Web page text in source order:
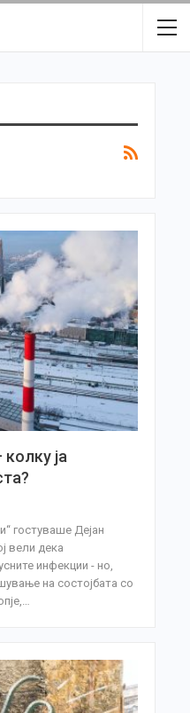
ја
гостуваше Дејан
вели дека
инфекции - но,
на состојбата со